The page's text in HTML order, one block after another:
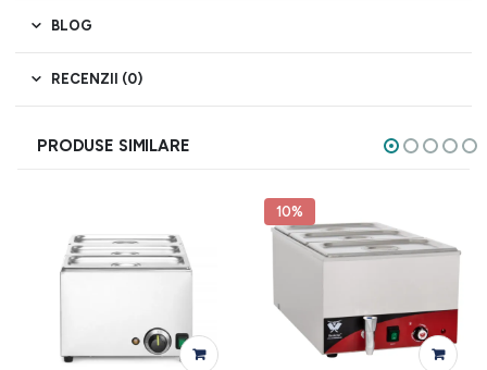
BLOG
RECENZII (0)
PRODUSE SIMILARE
10%